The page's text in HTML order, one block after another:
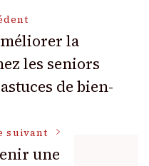
la
les seniors
de bien-
suivant
une